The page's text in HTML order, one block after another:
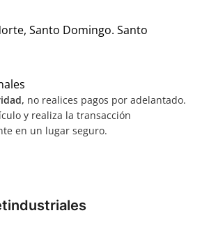
Santo Domingo. Santo
no realices pagos por adelantado.
y realiza la transacción
en un lugar seguro.